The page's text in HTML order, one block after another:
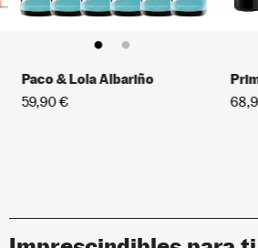
Paco & Lola Albariño
59,90 €